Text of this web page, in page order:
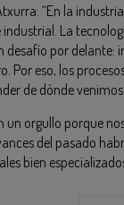
“En la
La
desafío por delante:
eso, los
de dónde
un orgullo porque
del pasado
bien